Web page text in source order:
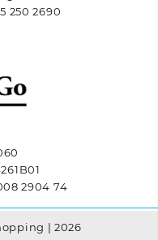
250 2690
2904 74
| 2026